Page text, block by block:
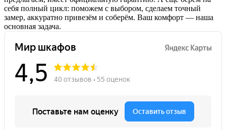
себя полный цикл: поможем с выбором, сделаем точный
замер, аккуратно привезём и соберём. Ваш комфорт — наша
основная задача.